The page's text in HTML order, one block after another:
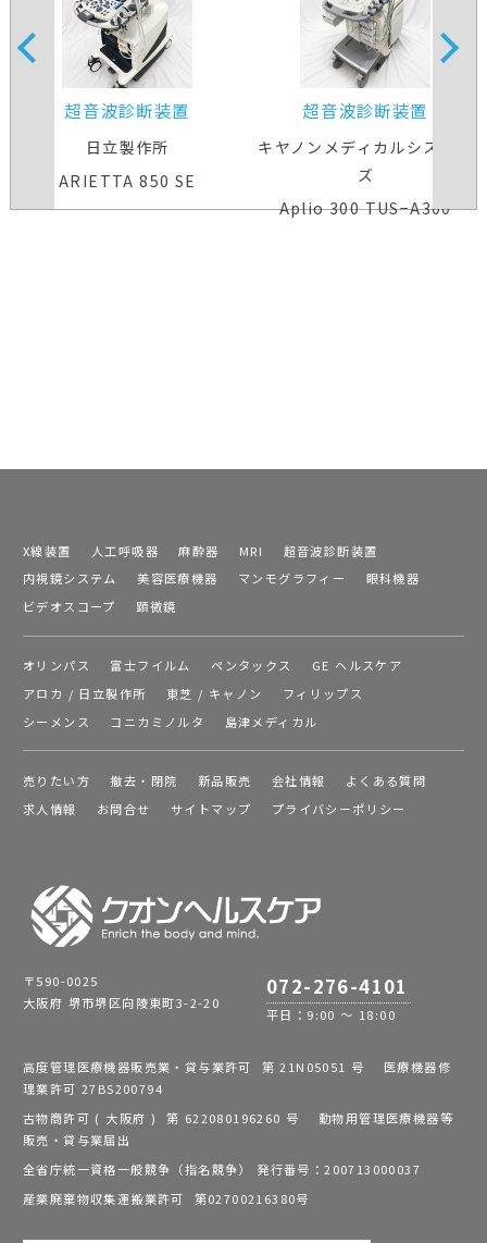
超音波診断装置
日立製作所
ARIETTA 850 SE
超音波診断装置
キヤノンメディカルシステム
ズ
Aplio 300 TUS−A300
X線装置 人工呼吸器 麻酔器 MRI
超音波診断装置
内視鏡システム
美容医療機器 マンモグラフィー
眼科機器
ビデオスコープ
顕微鏡
オリンパス 富士フイルム ペンタックス
GE ヘルスケア
アロカ / 日立製作所
東芝 / キャノン
フィリップス
シーメンス
コニカミノルタ 島津メディカル
売りたい方 撤去・閉院 新品販売 会社情報
よくある質問
求人情報
お問合せ サイトマップ プライバシーポリシー
〒590-0025
大阪府 堺市堺区向陵東町3-2-20
072-276-4101
平日：9:00 ～ 18:00
高度管理医療機器販売業・貸与業許可 第 21N05051 号 医療機器修
理業許可 27BS200794
古物商許可 ( 大阪府 ) 第 622080196260 号 動物用管理医療機器等
販売・貸与業届出
全省庁統一資格一般競争（指名競争） 発行番号：200713000037
産業廃棄物収集運搬業許可 第02700216380号